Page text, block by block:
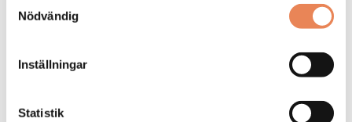
Nödvändig
Inställningar
Statistik